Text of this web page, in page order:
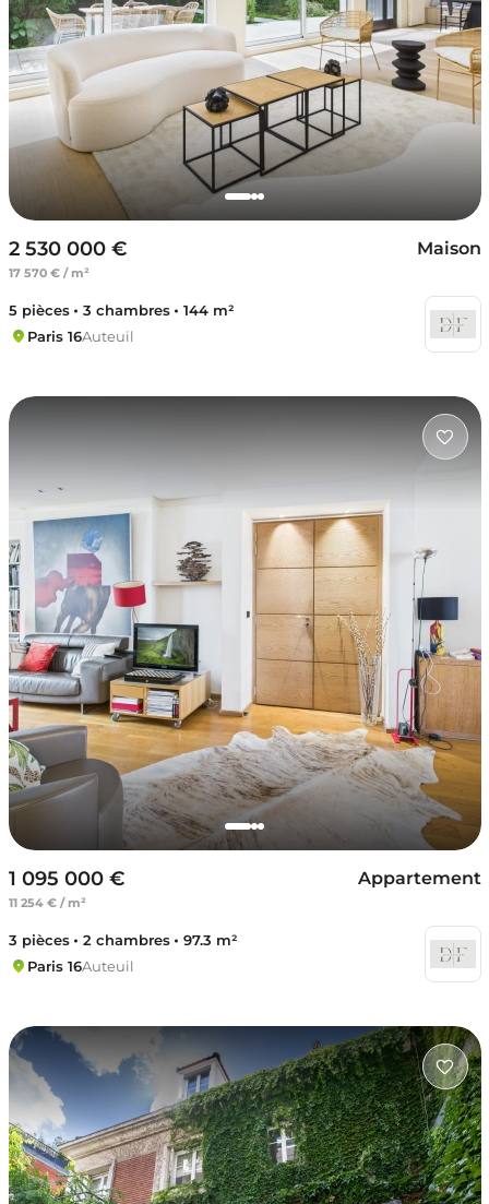
2 530 000 €
17 570 € / m²
Maison
5 pièces 3 chambres
144 m²
Paris 16Auteuil
1 095 000 €
11 254 € / m²
Appartement
3 pièces 2 chambres
97.3 m²
Paris 16Auteuil